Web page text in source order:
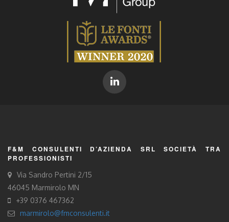
F&M CONSULENTI D’AZIENDA SRL SOCIETÀ TRA
PROFESSIONISTI
Via Sandro Pertini 2/15
46045 Marmirolo MN
+39 0376 467362
marmirolo@fmconsulenti.it